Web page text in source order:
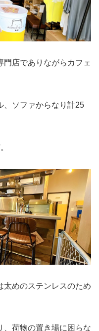
店でありながらカフェ
、ソファからなり計25
太めのステンレスのため
、荷物の置き場に困らな